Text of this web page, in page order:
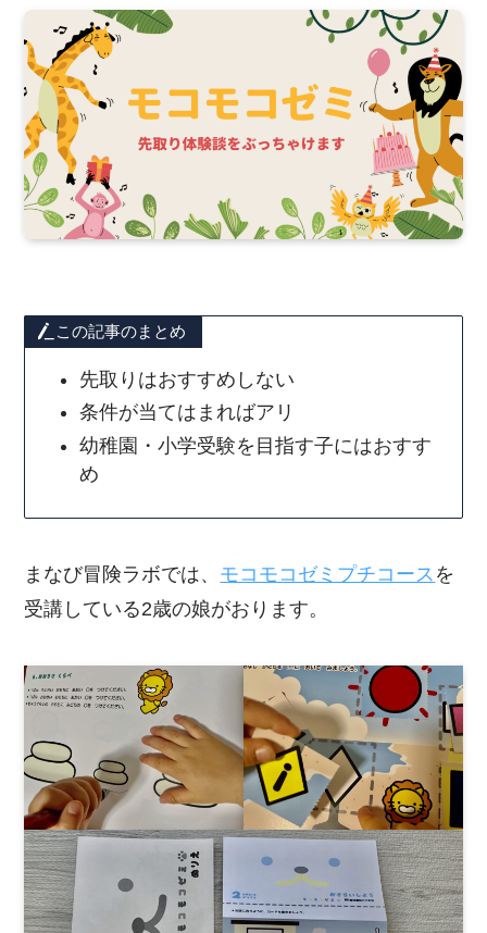
この記事のまとめ
先取りはおすすめしない
条件が当てはまればアリ
幼稚園・小学受験を目指す子にはおすす
め
まなび冒険ラボでは、 モコモコゼミプチコース を
受講している2歳の娘がおります。